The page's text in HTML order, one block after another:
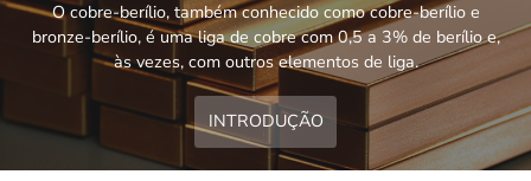
O cobre-berílio, também conhecido como cobre-berílio e
bronze-berílio, é uma liga de cobre com 0,5 a 3% de berílio e,
às vezes, com outros elementos de liga.
INTRODUÇÃO